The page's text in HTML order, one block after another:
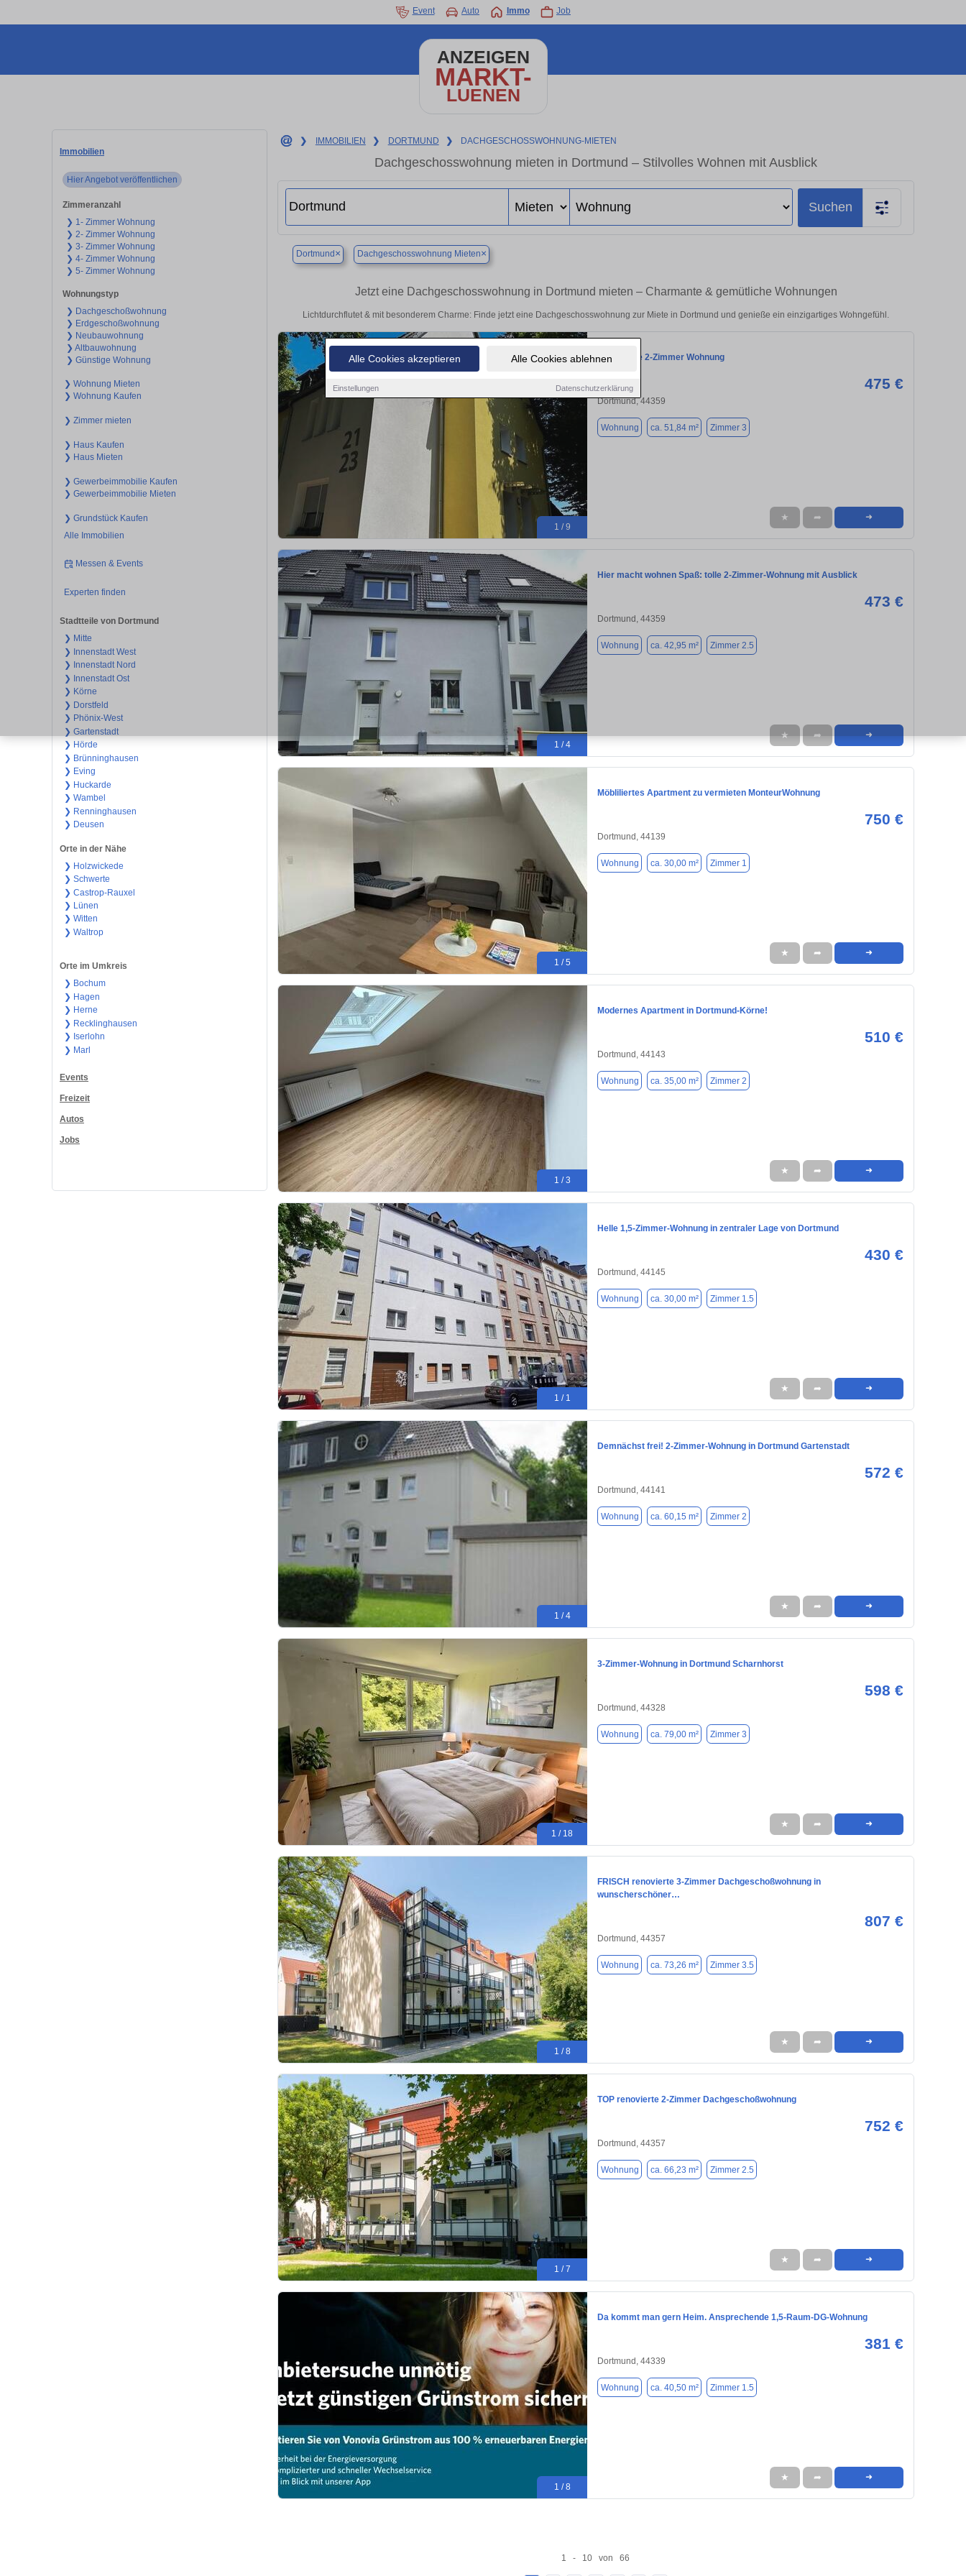
Alle Cookies akzeptieren Alle Cookies ablehnen
Einstellungen Datenschutzerklärung
Event Auto Immo Job
ANZEIGEN
MARKT-
LUENEN
Immobilien
Hier Angebot veröffentlichen
Zimmeranzahl
❯ 1- Zimmer Wohnung
❯ 2- Zimmer Wohnung
❯ 3- Zimmer Wohnung
❯ 4- Zimmer Wohnung
❯ 5- Zimmer Wohnung
Wohnungstyp
❯ Dachgeschoßwohnung
❯ Erdgeschoßwohnung
❯ Neubauwohnung
❯ Altbauwohnung
❯ Günstige Wohnung
❯ Wohnung Mieten
❯ Wohnung Kaufen
❯ Zimmer mieten
❯ Haus Kaufen
❯ Haus Mieten
❯ Gewerbeimmobilie Kaufen
❯ Gewerbeimmobilie Mieten
❯ Grundstück Kaufen
Alle Immobilien
Messen & Events
Experten finden
Stadtteile von Dortmund
❯ Mitte
❯ Innenstadt West
❯ Innenstadt Nord
❯ Innenstadt Ost
❯ Körne
❯ Dorstfeld
❯ Phönix-West
❯ Gartenstadt
❯ Hörde
❯ Brünninghausen
❯ Eving
❯ Huckarde
❯ Wambel
❯ Renninghausen
❯ Deusen
Orte in der Nähe
❯ Holzwickede
❯ Schwerte
❯ Castrop-Rauxel
❯ Lünen
❯ Witten
❯ Waltrop
Orte im Umkreis
❯ Bochum
❯ Hagen
❯ Herne
❯ Recklinghausen
❯ Iserlohn
❯ Marl
Events
Freizeit
Autos
Jobs
❯ IMMOBILIEN ❯ DORTMUND ❯ DACHGESCHOSSWOHNUNG-MIETEN
Dachgeschosswohnung mieten in Dortmund – Stilvolles Wohnen mit Ausblick
Suchen
Dortmund × Dachgeschosswohnung Mieten×
Jetzt eine Dachgeschosswohnung in Dortmund mieten – Charmante & gemütliche Wohnungen
Lichtdurchflutet & mit besonderem Charme: Finde jetzt eine Dachgeschosswohnung zur Miete in Dortmund und genieße ein einzigartiges Wohngefühl.
1 / 9
gemütliche 2-Zimmer Wohnung
475 €
Dortmund, 44359
Wohnung ca. 51,84 m² Zimmer 3
★ ➦ ➜
1 / 4
Hier macht wohnen Spaß: tolle 2-Zimmer-Wohnung mit Ausblick
473 €
Dortmund, 44359
Wohnung ca. 42,95 m² Zimmer 2.5
★ ➦ ➜
1 / 5
Möbliliertes Apartment zu vermieten MonteurWohnung
750 €
Dortmund, 44139
Wohnung ca. 30,00 m² Zimmer 1
★ ➦ ➜
1 / 3
Modernes Apartment in Dortmund-Körne!
510 €
Dortmund, 44143
Wohnung ca. 35,00 m² Zimmer 2
★ ➦ ➜
1 / 1
Helle 1,5-Zimmer-Wohnung in zentraler Lage von Dortmund
430 €
Dortmund, 44145
Wohnung ca. 30,00 m² Zimmer 1.5
★ ➦ ➜
1 / 4
Demnächst frei! 2-Zimmer-Wohnung in Dortmund Gartenstadt
572 €
Dortmund, 44141
Wohnung ca. 60,15 m² Zimmer 2
★ ➦ ➜
1 / 18
3-Zimmer-Wohnung in Dortmund Scharnhorst
598 €
Dortmund, 44328
Wohnung ca. 79,00 m² Zimmer 3
★ ➦ ➜
1 / 8
FRISCH renovierte 3-Zimmer Dachgeschoßwohnung in
wunscherschöner…
807 €
Dortmund, 44357
Wohnung ca. 73,26 m² Zimmer 3.5
★ ➦ ➜
1 / 7
TOP renovierte 2-Zimmer Dachgeschoßwohnung
752 €
Dortmund, 44357
Wohnung ca. 66,23 m² Zimmer 2.5
★ ➦ ➜
1 / 8
Da kommt man gern Heim. Ansprechende 1,5-Raum-DG-Wohnung
381 €
Dortmund, 44339
Wohnung ca. 40,50 m² Zimmer 1.5
★ ➦ ➜
1 - 10 von 66